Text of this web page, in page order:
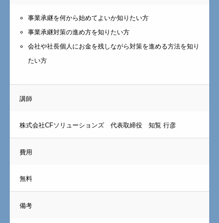
事業承継を何から始めてよいか知りたい方
事業承継対策の進め方を知りたい方
会社や社長個人にお金を残しながら対策を進める方法を知り
たい方
講師
株式会社CFソリューションズ 代表取締役 知覧 行彦
費用
無料
備考